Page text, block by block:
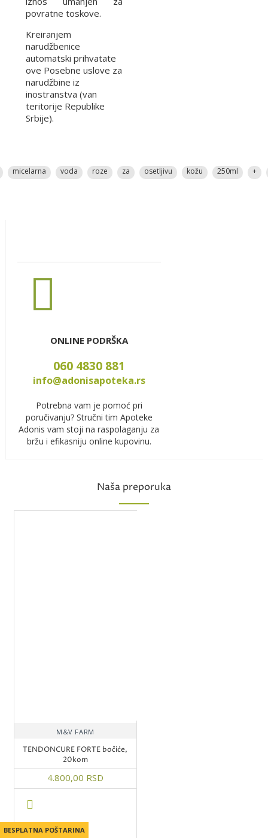
povratne toskove.
Kreiranjem
narudžbenice
automatski prihvatate
ove Posebne uslove za
narudžbine iz
inostranstva (van
teritorije Republike
Srbije).
micelarna voda roze za osetljivu kožu 250ml +
ONLINE PODRŠKA
060 4830 881
info@adonisapoteka.rs
Potrebna vam je pomoć pri
poručivanju? Stručni tim Apoteke
Adonis vam stoji na raspolaganju za
bržu i efikasniju online kupovinu.
Naša preporuka
M&V FARM
TENDONCURE FORTE bočiće,
20kom
4.800,00 RSD
BESPLATNA POŠTARINA
BESPLATNA POŠTARINA